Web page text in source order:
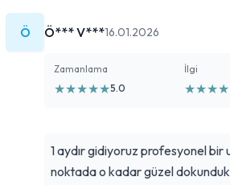
Ö Ö*** V***16.01.2026
Zamanlama
★★★★★5.0
İlgi
★★★★
1 aydır gidiyoruz profesyonel bir uzman çok çaresiz kaldığım bir
noktada o kadar güzel